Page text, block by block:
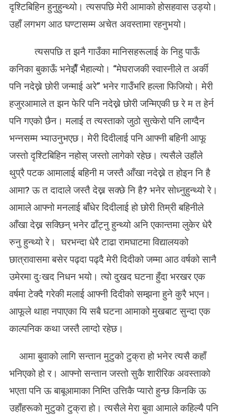
दृश्टिबिहिन हुनुहुन्थ्यो। त्यसपछि मेरी आमाको होसहवास उड्यो।
उहाँ लगभग आठ घण्टासम्म अचेत अवस्तामा रहनुभयो।
त्यसपछि त झनै गाउँका मानिसहरूलाई के निहु पाऊँ
कनिका बुकाऊँ भनेझैँ भैहाल्यो। “मेघराजकी स्वास्नीले त अर्की
पनि नदेख्ने छोरी जन्माई अरे” भनेर गाउँभरि हल्ला फिजियो। मेरी
हजुरआमाले त झन फेरि पनि नदेख्ने छोरी जन्मिएकी छ रे म त हेर्न
पनि गएको छैन। मलाई त त्यस्ताको जुठो सुत्केरो पनि लाग्दैन
भन्नसम्म भ्याउनुभएछ। मेरी दिदीलाई पनि आफ्नी बहिनी आफू
जस्तो दृश्टिबिहिन नहोस् जस्तो लागेको रहेछ। त्यसैले उहाँले
थुप्रै पटक आमालाई बहिनी म जस्तै आँखा नदेख्ने त होइन नि है
आमा? ऊ त दादाले जस्तै देख्न सक्छे नि है? भनेर सोध्नुहुन्थ्यो रे।
आमाले आफ्नो मनलाई बाँधेर दिदीलाई हो छोरी तिम्री बहिनीले
आँखा देख्न सक्छिन् भनेर ढाँट्नु हुन्थ्यो अनि एकान्तमा लुकेर धेरै
रुनु हुन्थ्यो रे। घरभन्दा धेरै टाढा रामघाटमा विद्यालयको
छात्रावासमा बसेर पढ्दा पढ्दै मेरी दिदीको जम्मा आठ वर्षको सानै
उमेरमा दुःखद निधन भयो। त्यो दुखद घटना हुँदा भरखर एक
वर्षमा टेक्दै गरेकी मलाई आफ्नी दिदीको सम्झना हुने कुरै भएन।
आफूले थाहा नपाएका यि सबै घटना आमाको मुखबाट सुन्दा एक
काल्पनिक कथा जस्तै लाग्दो रहेछ।
आमा बुवाको लागि सन्तान मुटुको टुक्रा हो भनेर त्यसै कहाँ
भनिएको हो र। आफ्नो सन्तान जस्तो सुकै शारीरिक अवस्ताको
भएता पनि ऊ बाबूआमाका निम्ति उत्तिकै प्यारो हुन्छ किनकि ऊ
उहाँहरूको मुटुको टुक्रा हो। त्यसैले मेरा बुवा आमाले कहिल्यै पनि